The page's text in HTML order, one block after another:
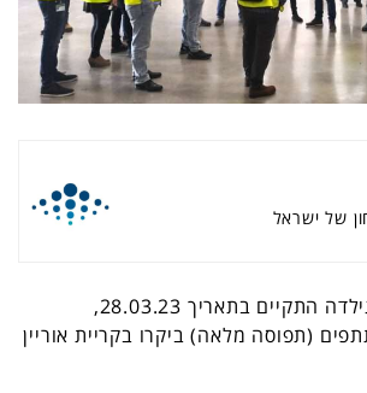
של ישראל
הסיור ה-21 של הגילדה התקיים בתאריך 28.03.23,
35 משתתפים (תפוסה מלאה) ביקרו בקריית אוריין